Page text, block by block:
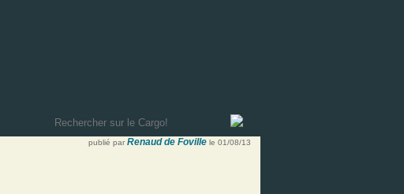
publié par Renaud de Foville le 01/08/13